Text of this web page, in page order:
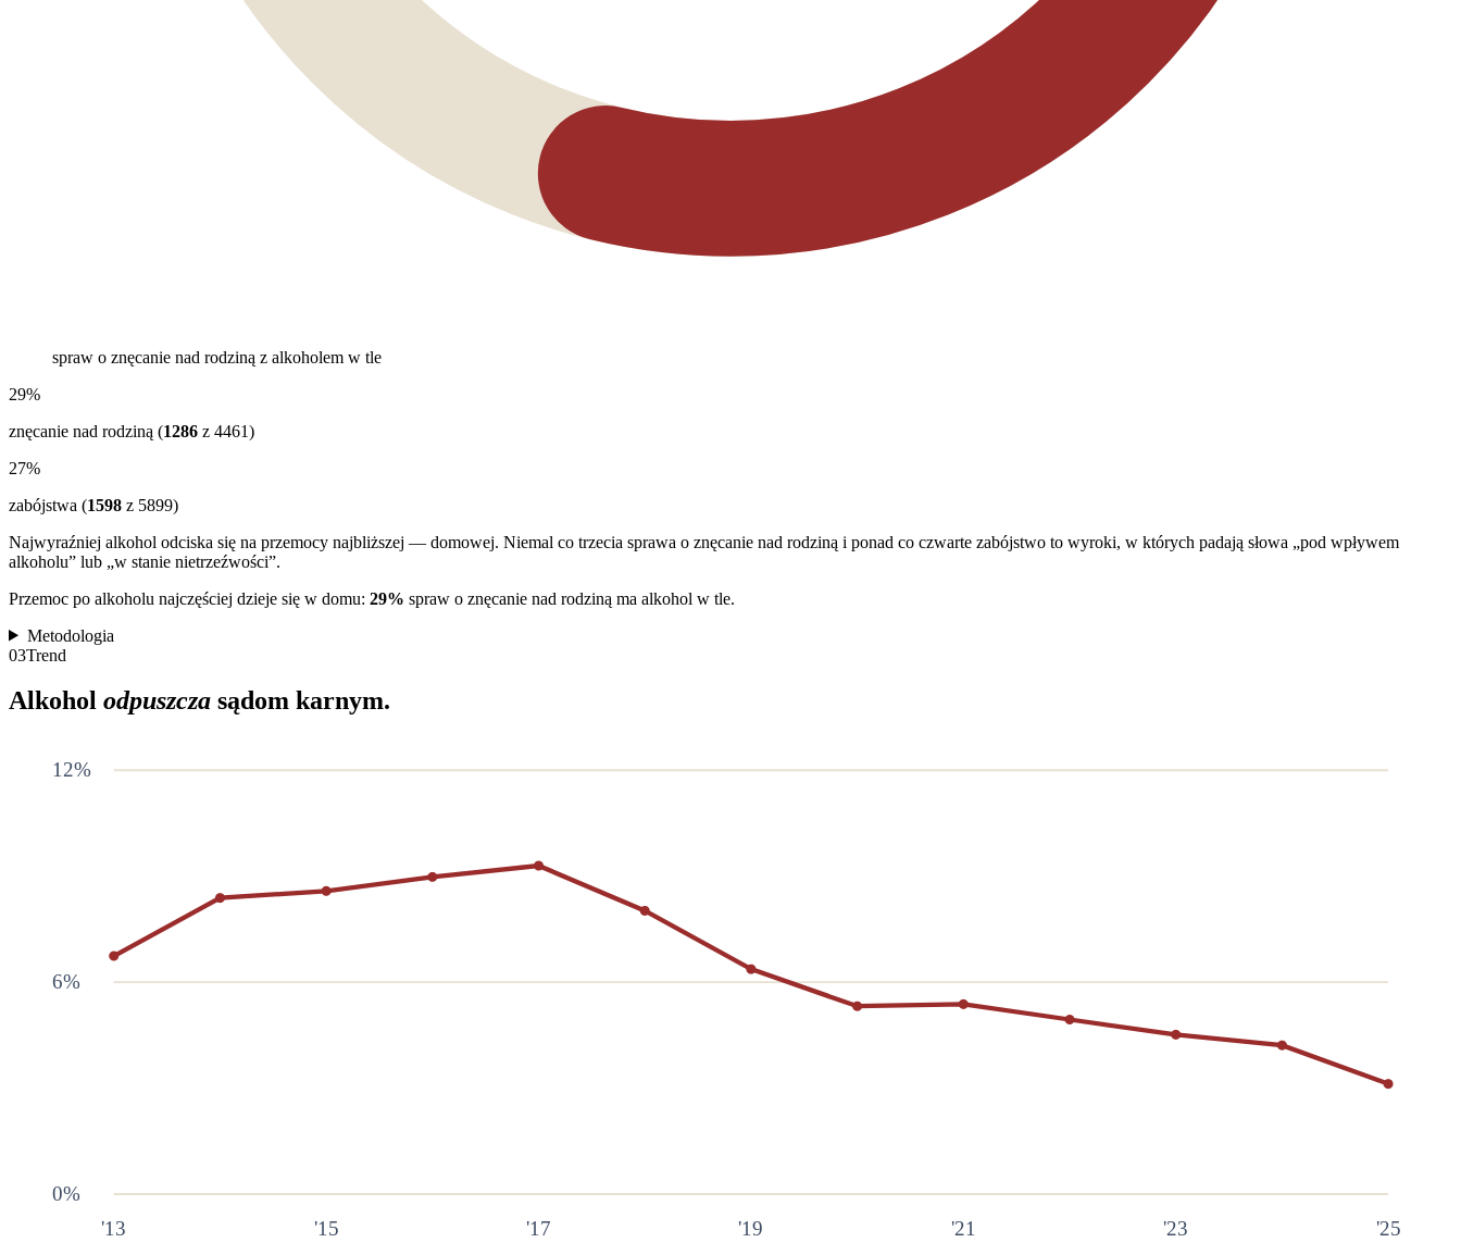
spraw o znęcanie nad rodziną z alkoholem w tle
29%
znęcanie nad rodziną (1286 z 4461)
27%
zabójstwa (1598 z 5899)
Najwyraźniej alkohol odciska się na przemocy najbliższej — domowej. Niemal co trzecia sprawa o znęcanie nad rodziną i ponad co czwarte zabójstwo to wyroki, w których padają słowa „pod wpływem
alkoholu” lub „w stanie nietrzeźwości”.
Przemoc po alkoholu najczęściej dzieje się w domu: 29% spraw o znęcanie nad rodziną ma alkohol w tle.
Metodologia
03Trend
Alkohol odpuszcza sądom karnym.
0%
6%
12%
'13 '15 '17 '19 '21 '23 '25